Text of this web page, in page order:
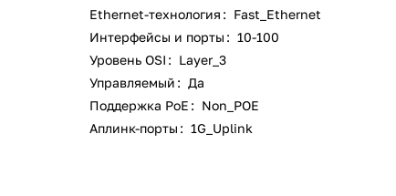
Ethernet-технология: Fast_Ethernet
Интерфейсы и порты: 10-100
Уровень OSI: Layer_3
Управляемый: Да
Поддержка PoE: Non_POE
Аплинк-порты: 1G_Uplink